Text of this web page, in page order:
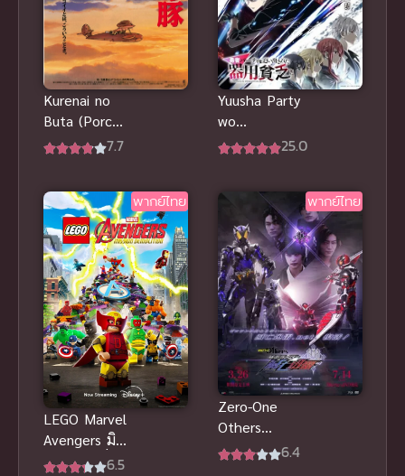
Kurenai no
Buta (Porco
Rosso) พอร์
ประจัญบาน
พากย์ไทย
7.7
Yuusha Party
wo
Oidasareta25.0
พากย์ไทย
LEGO Marvel
Avengers มิช
ชันเดโมลิชั่น
6.5
พากย์ไทย
Zero-One
Others
Kamen Rider
6.4